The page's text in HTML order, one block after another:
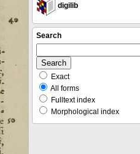
digilib
Search
Exact
All forms
Fulltext index
Morphological index